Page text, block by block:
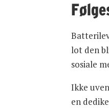
lot den
sosiale
Ikke
en